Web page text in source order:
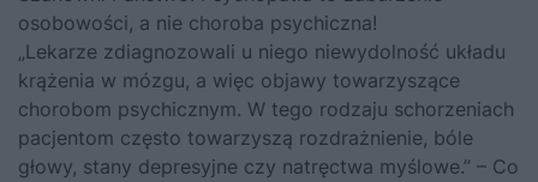
osobowości, a nie choroba psychiczna!
„Lekarze zdiagnozowali u niego niewydolność układu
krążenia w mózgu, a więc objawy towarzyszące
chorobom psychicznym. W tego rodzaju schorzeniach
pacjentom często towarzyszą rozdrażnienie, bóle
głowy, stany depresyjne czy natręctwa myślowe.” – Co